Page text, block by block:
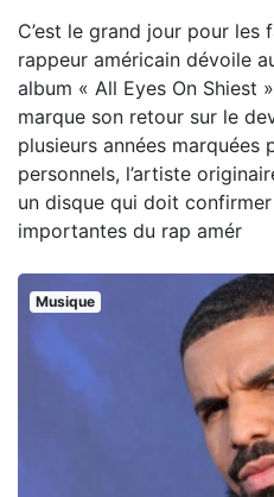
C’est le grand jour pour les
rappeur américain dévoile
album « All Eyes On Shiest
marque son retour sur le
plusieurs années marquées
personnels, l’artiste
un disque qui doit
importantes du rap amér
Musique